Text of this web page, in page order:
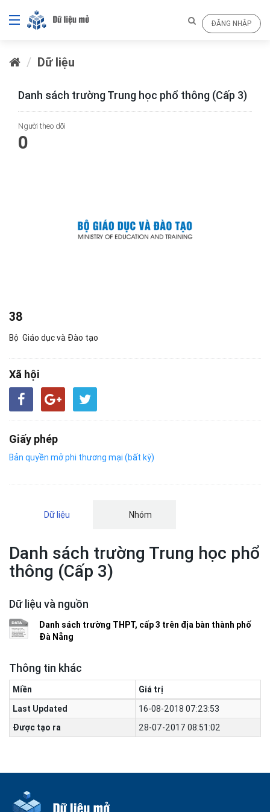
ĐĂNG NHẬP
Dữ liệu
Danh sách trường Trung học phổ thông (Cấp 3)
Người theo dõi
0
38
Bộ Giáo dục và Đào tạo
Xã hội
Giấy phép
Bản quyền mở phi thương mại (bất kỳ)
Dữ liệu Nhóm
Danh sách trường Trung học phổ
thông (Cấp 3)
Dữ liệu và nguồn
Danh sách trường THPT, cấp 3 trên địa bàn thành phố
Đà Nẵng
Thông tin khác
Miền
Giá trị
Last Updated
16-08-2018 07:23:53
Được tạo ra
28-07-2017 08:51:02